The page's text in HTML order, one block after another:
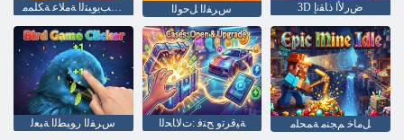
ﺔﻠﻣﺎﺧ :ﺐﻳﻮﺒﺘﻟﺍ ﺔﻣﻼ ﻋ ﺔﻜﻠﻤﻣ ﺱﺮﻔﻟﺍ ﻞﺣﻮﻟﺍ 3D ﺽﺭﻷ ﺍ ﺫﺎﻘﻧﺇ
ﺱﺮﻔﻟﺍ ﺭﻮﻴﻄﻟﺍ ﺔﺒﻌﻟ ﺔﻴﻗﺮﺗﻭ ﺢﺘﻓ :ﺕﻻ ﺎﺤﻟﺍ ﻞﻣﺎﺧ ﻢﺠﻨﻣ ﺔﻤﺤﻠﻣ